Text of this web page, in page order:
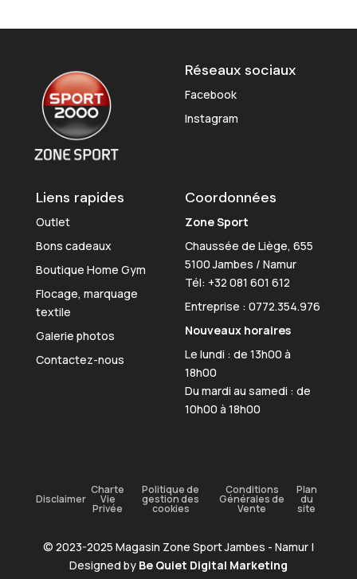
Réseaux sociaux
Facebook
Instagram
Liens rapides
Outlet
Bons cadeaux
Boutique Home Gym
Flocage, marquage
textile
Galerie photos
Contactez-nous
Coordonnées
Zone Sport
Chaussée de Liège, 655
5100 Jambes / Namur
Tél: +32 081 601 612
Entreprise : 0772.354.976
Nouveaux horaires
Le lundi : de 13h00 à
18h00
Du mardi au samedi : de
10h00 à 18h00
Disclaimer
Charte
Vie
Privée
Politique de
gestion des
cookies
Conditions
Générales de
Vente
Plan
du
site
© 2023-2025 Magasin Zone Sport Jambes - Namur |
Designed by Be Quiet Digital Marketing